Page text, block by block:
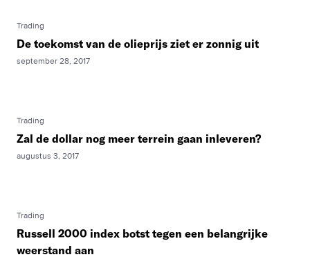
Trading
De toekomst van de olieprijs ziet er zonnig uit
september 28, 2017
Trading
Zal de dollar nog meer terrein gaan inleveren?
augustus 3, 2017
Trading
Russell 2000 index botst tegen een belangrijke
weerstand aan